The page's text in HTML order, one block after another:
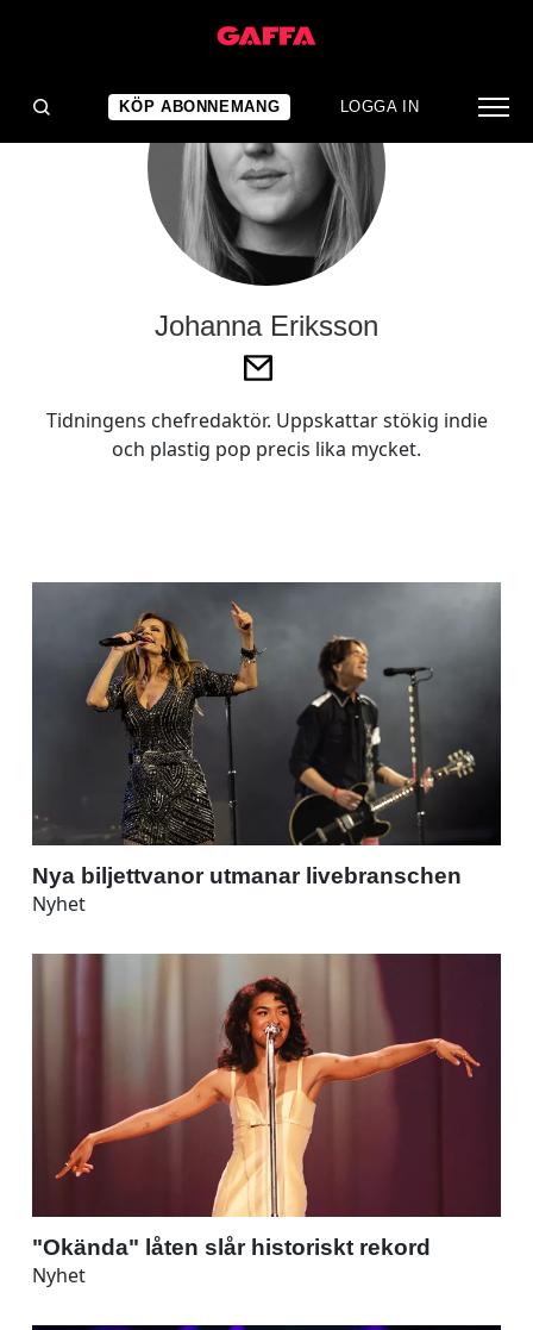
KÖP ABONNEMANG LOGGA IN
Johanna Eriksson
Tidningens chefredaktör. Uppskattar stökig indie
och plastig pop precis lika mycket.
Nya biljettvanor utmanar livebranschen
Nyhet
"Okända" låten slår historiskt rekord
Nyhet